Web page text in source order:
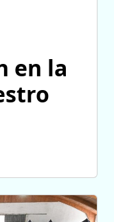
en la